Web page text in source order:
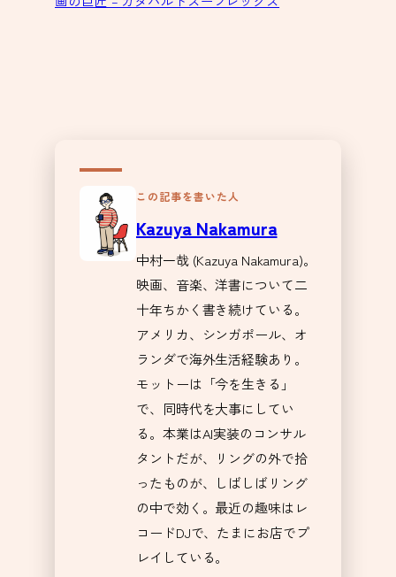
この記事を書いた人
Kazuya Nakamura
中村一哉 (Kazuya Nakamura)。
映画、音楽、洋書について二
十年ちかく書き続けている。
アメリカ、シンガポール、オ
ランダで海外生活経験あり。
モットーは「今を生きる」
で、同時代を大事にしてい
る。本業はAI実装のコンサル
タントだが、リングの外で拾
ったものが、しばしばリング
の中で効く。最近の趣味はレ
コードDJで、たまにお店でプ
レイしている。